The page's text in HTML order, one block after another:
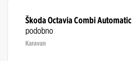
Škoda Octavia Combi Automatic
podobno
Karavan